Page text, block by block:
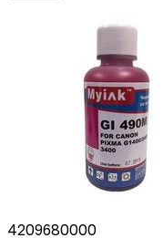
4209680000